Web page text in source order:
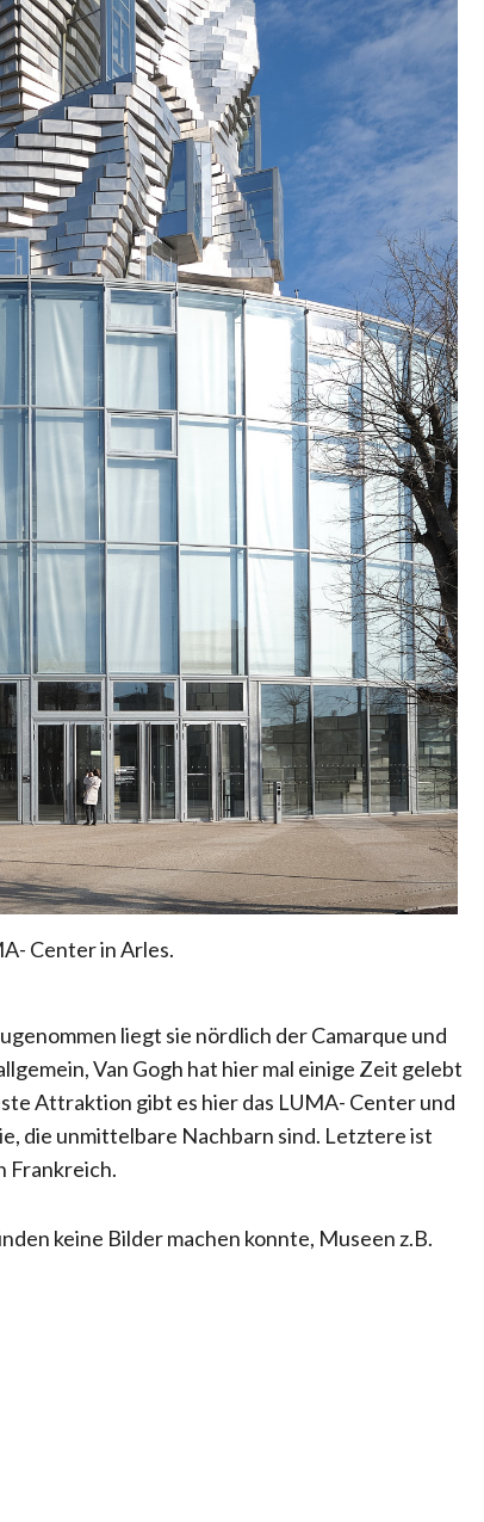
Center in Arles.
liegt sie nördlich der Camarque und
Van Gogh hat hier mal einige Zeit gelebt
Attraktion gibt es hier das LUMA- Center und
die unmittelbare Nachbarn sind. Letztere ist
Frankreich.
keine Bilder machen konnte, Museen z.B.